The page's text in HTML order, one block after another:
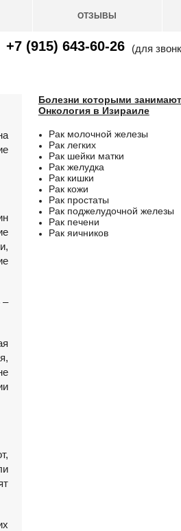
ОТЗЫВЫ
+7 (915) 643-60-26 (для
–
Болезни которыми
Онкология в Изираиле
Рак молочной железы
Рак легких
Рак шейки матки
Рак желудка
Рак кишки
Рак кожи
Рак простаты
Рак поджелудочной железы
Рак печени
Рак яичников